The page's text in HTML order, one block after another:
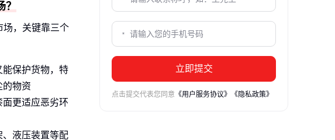
？
场，关键靠三个
保护货物，特
的物资
更适应恶劣环
液压装置等配
立即提交
点击提交代表您同意 《用户服务协议》 《隐私政策》